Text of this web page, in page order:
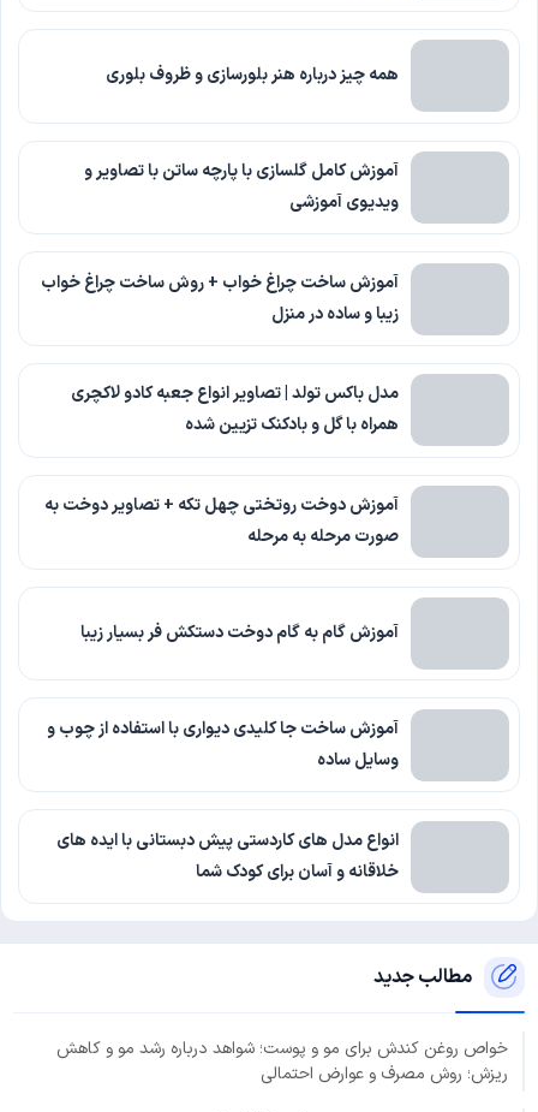
همه چیز درباره هنر بلورسازی و ظروف بلوری
آموزش کامل گلسازی با پارچه ساتن با تصاویر و
ویدیوی آموزشی
آموزش ساخت چراغ خواب + روش ساخت چراغ خواب
زیبا و ساده در منزل
مدل باکس تولد | تصاویر انواع جعبه کادو لاکچری
همراه با گل و بادکنک تزیین شده
آموزش دوخت روتختی چهل تکه + تصاویر دوخت به
صورت مرحله به مرحله
آموزش گام به گام دوخت دستکش فر بسیار زیبا
آموزش ساخت جا کلیدی دیواری با استفاده از چوب و
وسایل ساده
انواع مدل های کاردستی پیش دبستانی با ایده های
خلاقانه و آسان برای کودک شما
مطالب جدید
خواص روغن کندش برای مو و پوست؛ شواهد درباره رشد مو و کاهش
ریزش؛ روش مصرف و عوارض احتمالی